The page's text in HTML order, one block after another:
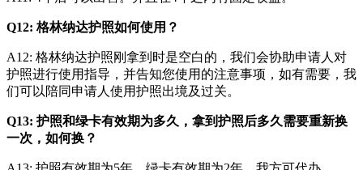
Q12: 格林纳达护照如何使用？
A12: 格林纳达护照刚拿到时是空白的，我们会协助申请人对
护照进行使用指导，并告知您使用的注意事项，如有需要，我
们可以陪同申请人使用护照出境及过关。
Q13: 护照和绿卡有效期为多久，拿到护照后多久需要重新换
一次，如何换？